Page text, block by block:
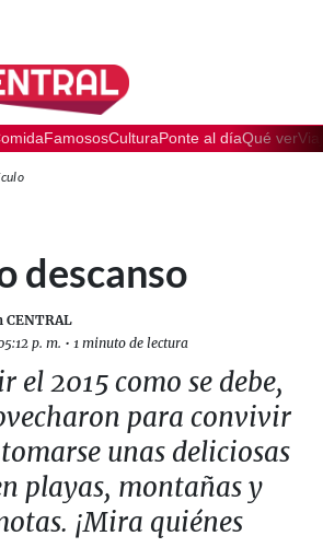
FamososCulturaPonte al díaQué ver
descanso
CENTRAL
p. m. • 1 minuto de lectura
el 2015 como se debe,
para convivir
unas deliciosas
playas, montañas y
¡Mira quiénes